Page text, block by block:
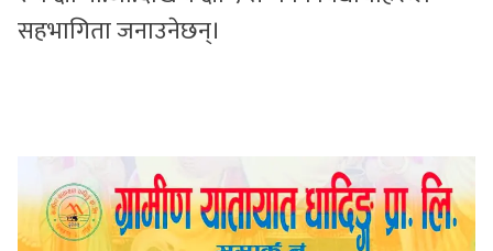
सहभागिता जनाउनेछन्।